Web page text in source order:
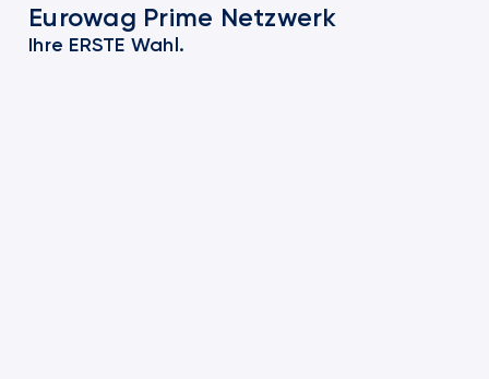
Eurowag Prime Netzwerk
Ihre ERSTE Wahl.